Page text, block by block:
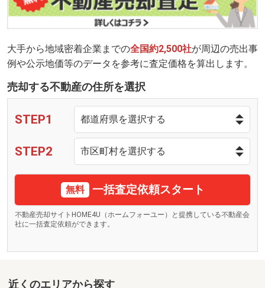
大手から地域密着企業までの全国約2,500社が周辺の売出事
例や公示地価等のデータを参考に査定価格を算出します。
売却する不動産の住所を選択
STEP1
STEP2
無料 一括査定依頼スタート
不動産売却サイトHOME4U（ホームフォーユー）と提携している不動産会
社に一括査定依頼ができます。
近くのエリアから探す